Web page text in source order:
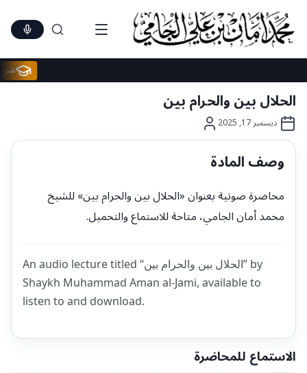
Skip
content
الحلال بين والحرام بين
ديسمبر 17, 2025
وصف المادة
محاضرة صوتية بعنوان «الحلال بين والحرام بين» للشيخ
محمد أمان الجامي، متاحة للاستماع والتحميل.
An audio lecture titled “الحلال بين والحرام بين” by
Shaykh Muhammad Aman al-Jami, available to
listen to and download.
الاستماع للمحاضرة